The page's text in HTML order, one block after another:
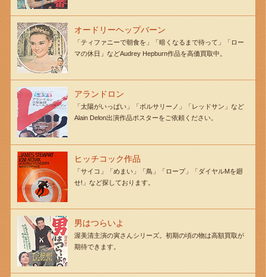
オードリーヘップバーン
「ティファニーで朝食を」「暗くなるまで待って」「ロー
マの休日」などAudrey Hepburn作品を高価買取中。
アランドロン
「太陽がいっぱい」「ボルサリーノ」「レッドサン」など
Alain Delon出演作品ポスターをご依頼ください。
ヒッチコック作品
「サイコ」「めまい」「鳥」「ロープ」「ダイヤルMを廻
せ!」など探しております。
男はつらいよ
渥美清主演の寅さんシリーズ。初期の頃の物は高額買取が
期待できます。